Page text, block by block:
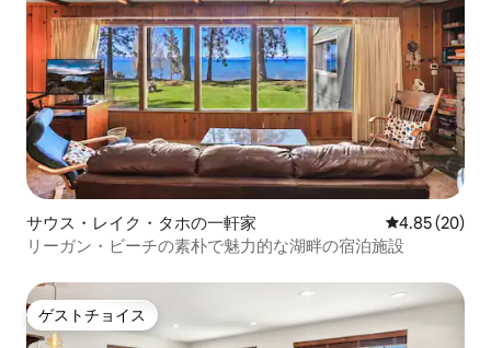
サウス・レイク・タホの一軒家 レビュー20
4.85 (20)
リーガン・ビーチの素朴で魅力的な湖畔の宿泊施設
ゲストチョイス
ゲストチョイス